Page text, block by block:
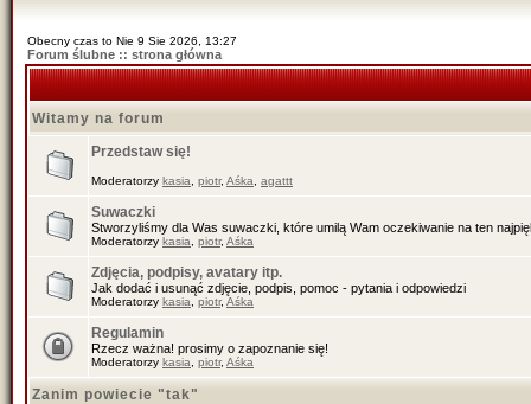
Obecny czas to Nie 9 Sie 2026, 13:27
Forum ślubne :: strona główna
Witamy na forum
Przedstaw się!
Moderatorzy kasia piotr, Aśka agattt
Suwaczki
Stworzyliśmy dla Was suwaczki, które umilą Wam oczekiwanie na ten
Moderatorzy kasia piotr, Aśka
Zdjęcia, podpisy, avatary itp.
Jak dodać i usunąć zdjęcie, podpis, pomoc - pytania i odpowiedzi
Moderatorzy kasia piotr, Aśka
Regulamin
Rzecz ważna! prosimy o zapoznanie się!
Moderatorzy kasia piotr, Aśka
Zanim powiecie "tak"